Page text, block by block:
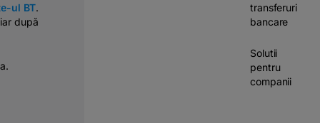
transferuri
bancare
Solutii
pentru
companii
ul BT.
după